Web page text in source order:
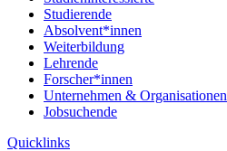
Studierende
Absolvent*innen
Weiterbildung
Lehrende
Forscher*innen
Unternehmen & Organisationen
Jobsuchende
Quicklinks